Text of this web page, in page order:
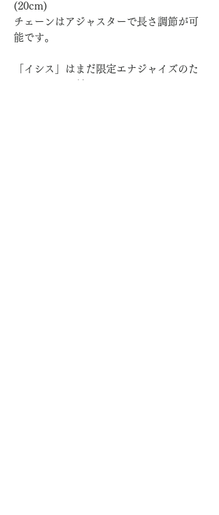
(20cm)
チェーンはアジャスターで長さ調節が可
能です。
「イシス」はまだ限定エナジャイズのた